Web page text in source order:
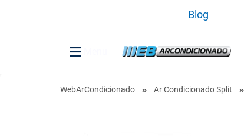
Blog
WebArCondicionado Ar Condicionado Split